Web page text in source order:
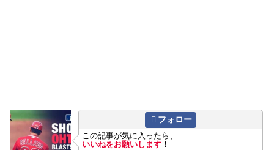
フォロー
この記事が気に入ったら、
いいねをお願いします ！